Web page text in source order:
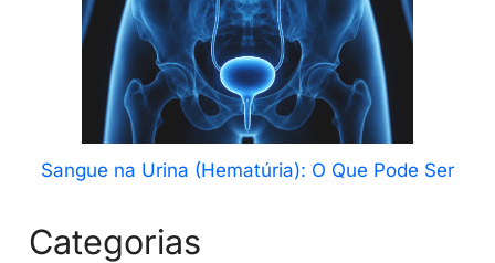
Sangue na Urina (Hematúria): O Que Pode Ser
Categorias